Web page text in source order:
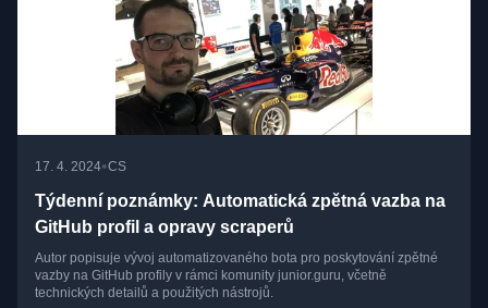
17. 4. 2024•CS
Týdenní poznámky: Automatická zpětná vazba na
GitHub profil a opravy scraperů
Autor popisuje vývoj automatizovaného bota pro poskytování zpětné
vazby na GitHub profily v rámci komunity junior.guru, včetně
technických detailů a použitých nástrojů.